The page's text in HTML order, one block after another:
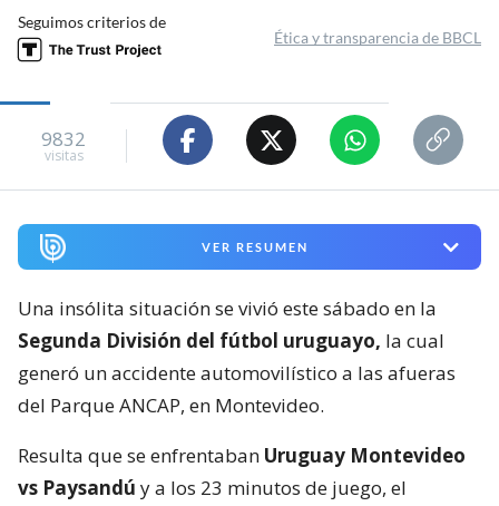
Seguimos criterios de
Ética y transparencia de BBCL
9832
visitas
VER RESUMEN
Una insólita situación se vivió este sábado en la
Segunda División del fútbol uruguayo, la cual
generó un accidente automovilístico a las afueras
del Parque ANCAP, en Montevideo.
Resulta que se enfrentaban Uruguay Montevideo
vs Paysandú y a los 23 minutos de juego, el